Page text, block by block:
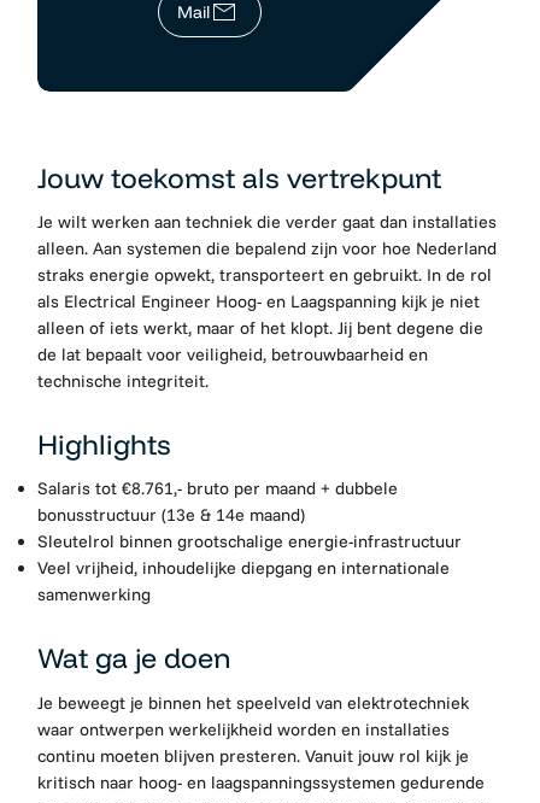
Mail
Jouw toekomst als vertrekpunt
Je wilt werken aan techniek die verder gaat dan installaties
alleen. Aan systemen die bepalend zijn voor hoe Nederland
straks energie opwekt, transporteert en gebruikt. In de rol
als Electrical Engineer Hoog- en Laagspanning kijk je niet
alleen of iets werkt, maar of het klopt. Jij bent degene die
de lat bepaalt voor veiligheid, betrouwbaarheid en
technische integriteit.
Highlights
Salaris tot €8.761,- bruto per maand + dubbele
bonusstructuur (13e & 14e maand)
Sleutelrol binnen grootschalige energie-infrastructuur
Veel vrijheid, inhoudelijke diepgang en internationale
samenwerking
Wat ga je doen
Je beweegt je binnen het speelveld van elektrotechniek
waar ontwerpen werkelijkheid worden en installaties
continu moeten blijven presteren. Vanuit jouw rol kijk je
kritisch naar hoog- en laagspanningssystemen gedurende